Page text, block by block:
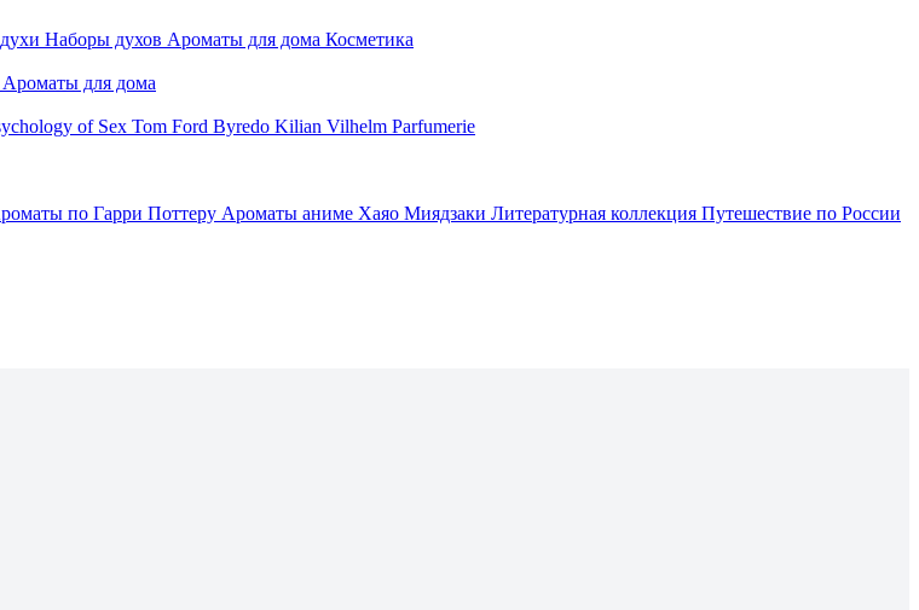
Наборы духов Ароматы для дома Косметика
Ароматы для дома
of Sex Tom Ford Byredo Kilian Vilhelm Parfumerie
по Гарри Поттеру Ароматы аниме Хаяо Миядзаки Литературная коллекция Путешествие по России